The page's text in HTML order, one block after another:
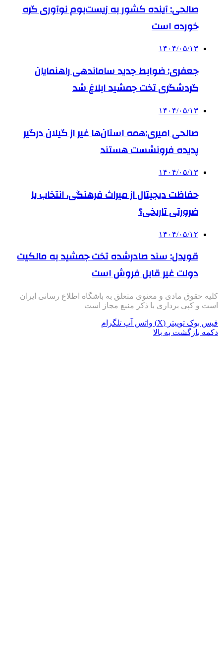
صالحی: آینده کشور به زیست‌بوم نوآوری گره
خورده است
۱۴۰۴/۰۵/۱۳
جعفری: ضوابط جدید ساماندهی راهنمایان
گردشگری تخت جمشید ابلاغ شد
۱۴۰۴/۰۵/۱۳
صالحی امیری:همه استان‌ها غیر از گیلان درگیر
پدیده فرونشست هستند
۱۴۰۴/۰۵/۱۳
حفاظت دیجیتال از میراث فرهنگی، انتخاب یا
ضرورتی تاریخی؟
۱۴۰۴/۰۵/۱۲
قویدل: سند صادرشده تخت جمشید به مالکیت
دولت غیر قابل فروش است
کلیه حقوق مادی و معنوی متعلق به باشگاه اطلاع رسانی ایران
است و کپی برداری با ذکر منبع مجاز است
فیس بوک توییتر (X) واتس آپ تلگرام
دکمه بازگشت به بالا